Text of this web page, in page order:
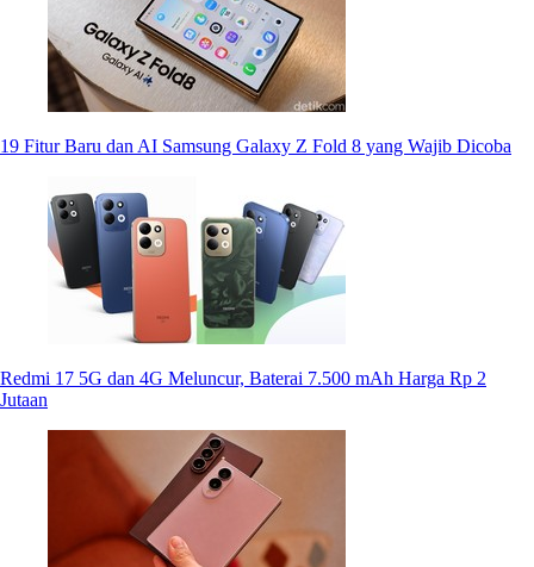
19 Fitur Baru dan AI Samsung Galaxy Z Fold 8 yang Wajib Dicoba
Redmi 17 5G dan 4G Meluncur, Baterai 7.500 mAh Harga Rp 2
Jutaan